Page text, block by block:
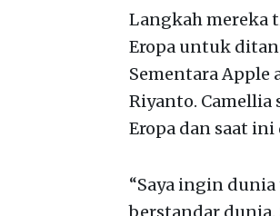
Langkah mereka
Eropa untuk
Sementara Apple
Riyanto.
Eropa dan saat
“Saya ingin
berstandar dunia.